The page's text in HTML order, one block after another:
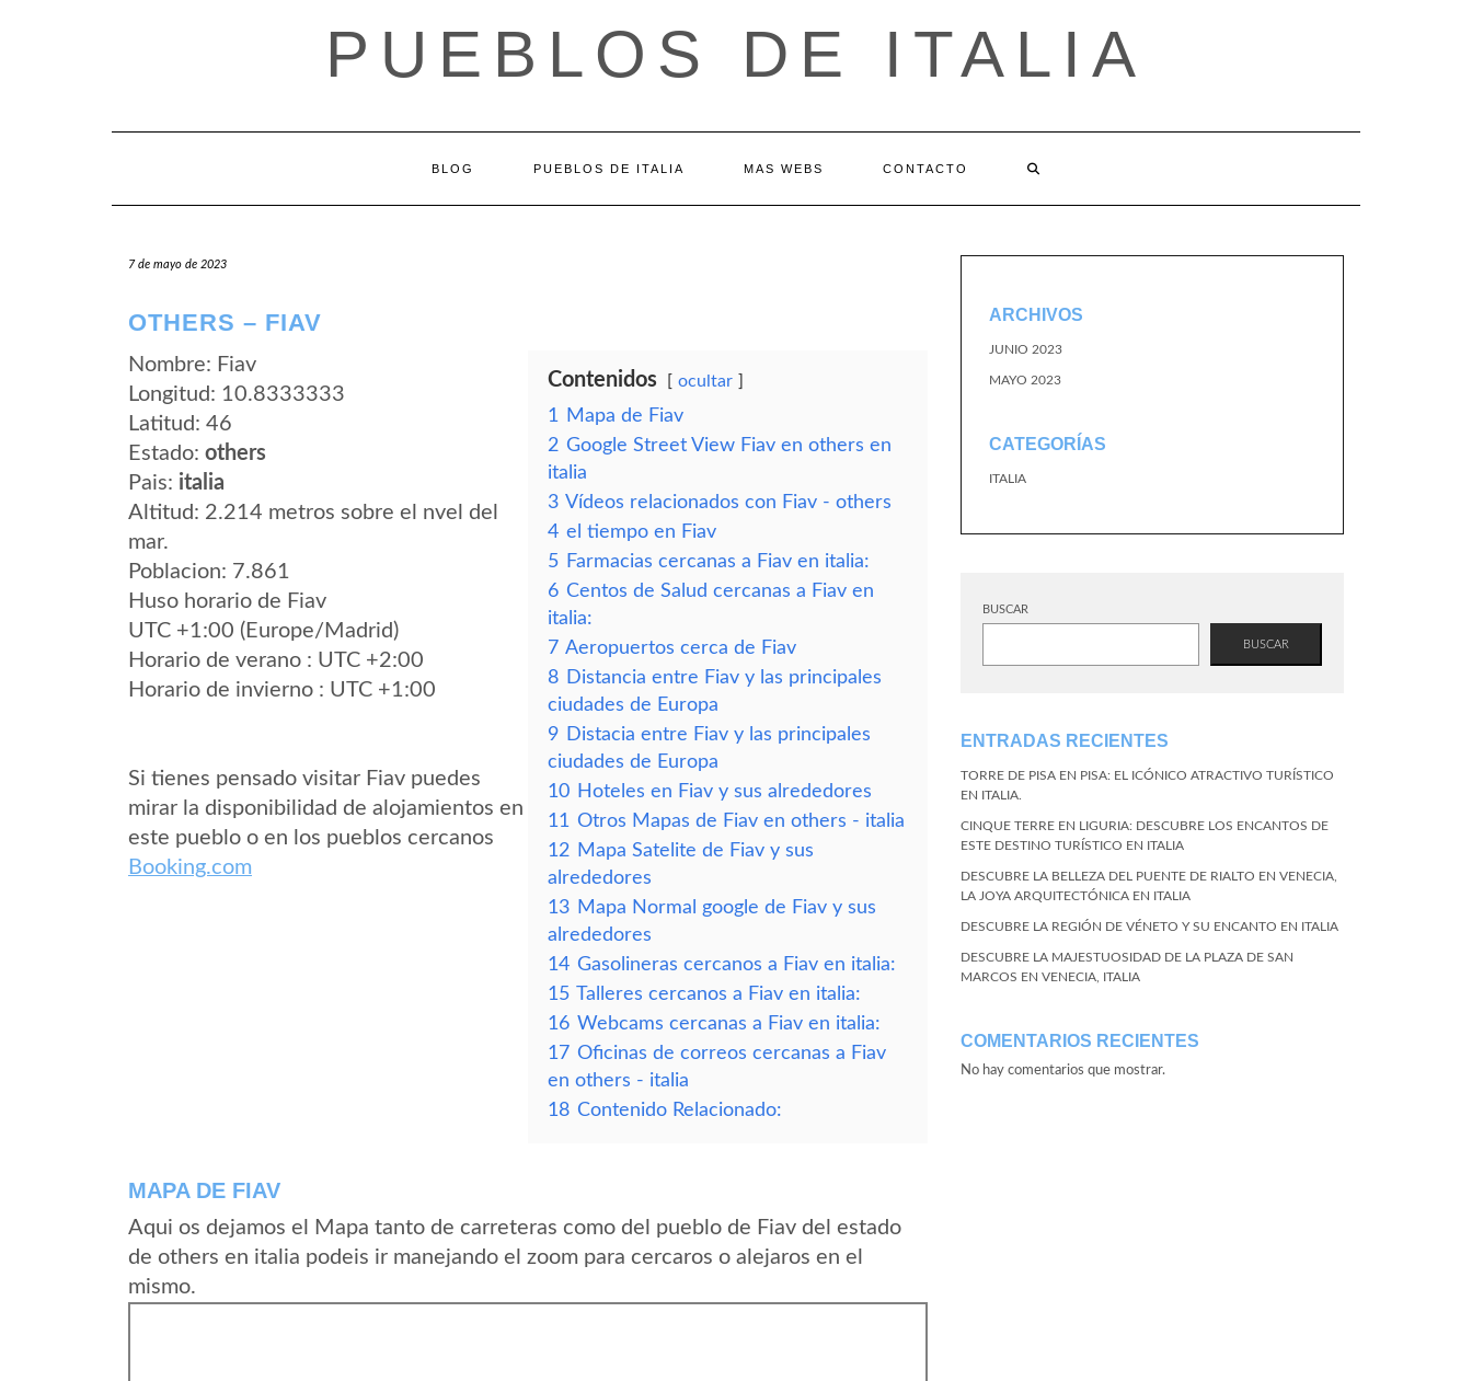
PUEBLOS DE ITALIA
BLOG PUEBLOS DE ITALIA MAS WEBS CONTACTO
7 de mayo de 2023
OTHERS – FIAV
Nombre: Fiav
Longitud: 10.8333333
Latitud: 46
Estado: others
Pais: italia
Altitud: 2.214 metros sobre el nvel del
mar.
Poblacion: 7.861
Huso horario de Fiav
UTC +1:00 (Europe/Madrid)
Horario de verano : UTC +2:00
Horario de invierno : UTC +1:00
Si tienes pensado visitar Fiav puedes
mirar la disponibilidad de alojamientos en
este pueblo o en los pueblos cercanos
Booking.com
Contenidos ocultar
1
Mapa de Fiav
2 Google Street View Fiav en others en
italia
3 Vídeos relacionados con Fiav - others
4 el tiempo en Fiav
5 Farmacias cercanas a Fiav en italia:
6 Centos de Salud cercanas a Fiav en
italia:
7 Aeropuertos cerca de Fiav
8 Distancia entre Fiav y las principales
ciudades de Europa
9 Distacia entre Fiav y las principales
ciudades de Europa
10 Hoteles en Fiav y sus alrededores
11 Otros Mapas de Fiav en others - italia
12 Mapa Satelite de Fiav y sus
alrededores
13 Mapa Normal google de Fiav y sus
alrededores
14 Gasolineras cercanos a Fiav en italia:
15 Talleres cercanos a Fiav en italia:
16 Webcams cercanas a Fiav en italia:
17 Oficinas de correos cercanas a Fiav
en others - italia
18 Contenido Relacionado:
MAPA DE FIAV
Aqui os dejamos el Mapa tanto de carreteras como del pueblo de Fiav del estado
de others en italia podeis ir manejando el zoom para cercaros o alejaros en el
mismo.
ARCHIVOS
JUNIO 2023
MAYO 2023
CATEGORÍAS
ITALIA
BUSCAR
BUSCAR
ENTRADAS RECIENTES
TORRE DE PISA EN PISA: EL ICÓNICO ATRACTIVO TURÍSTICO
EN ITALIA.
CINQUE TERRE EN LIGURIA: DESCUBRE LOS ENCANTOS DE
ESTE DESTINO TURÍSTICO EN ITALIA
DESCUBRE LA BELLEZA DEL PUENTE DE RIALTO EN VENECIA,
LA JOYA ARQUITECTÓNICA EN ITALIA
DESCUBRE LA REGIÓN DE VÉNETO Y SU ENCANTO EN ITALIA
DESCUBRE LA MAJESTUOSIDAD DE LA PLAZA DE SAN
MARCOS EN VENECIA, ITALIA
COMENTARIOS RECIENTES
No hay comentarios que mostrar.